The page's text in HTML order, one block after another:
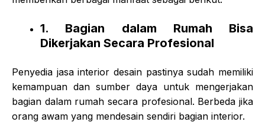
1. Bagian dalam Rumah Bisa
Dikerjakan Secara Profesional
Penyedia jasa interior desain pastinya sudah memiliki
kemampuan dan sumber daya untuk mengerjakan
bagian dalam rumah secara profesional. Berbeda jika
orang awam yang mendesain sendiri bagian interior.